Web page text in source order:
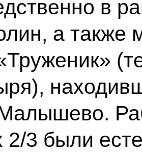
в
а также
2/3 были